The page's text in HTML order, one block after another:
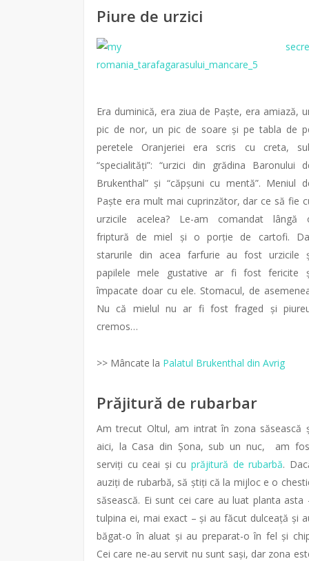
Piure de urzici
Era duminică, era ziua de Paște, era amiază,
pic de nor, un pic de soare și pe tabla de
peretele Oranjeriei era scris cu creta,
“specialități”: “urzici din grădina Baronului
Brukenthal” și “căpșuni cu mentă”. Meniul
Paște era mult mai cuprinzător, dar ce să fie
urzicile acelea? Le-am comandat lângă
friptură de miel și o porție de cartofi.
starurile din acea farfurie au fost urzicile
papilele mele gustative ar fi fost fericite
împacate doar cu ele. Stomacul, de
Nu că mielul nu ar fi fost fraged și
cremos…
>> Mâncate la Palatul Brukenthal din Avrig
Prăjitură de rubarbar
Am trecut Oltul, am intrat în zona săsească
aici, la Casa din Șona, sub un nuc, am
serviți cu ceai și cuprăjitură de rubarbă.
auziți de rubarbă, să știți că la mijloc e o
săsească. Ei sunt cei care au luat planta asta
tulpina ei, mai exact – și au făcut dulceață și
băgat-o în aluat și au preparat-o în fel și
Cei care ne-au servit nu sunt sași, dar zona